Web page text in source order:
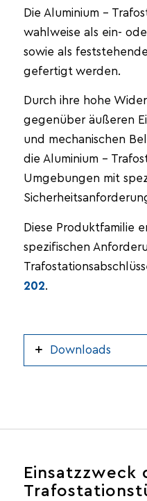
Die Aluminium –
wahlweise als ein-
sowie als
gefertigt werden.
Durch ihre hohe
gegenüber äußeren
und mechanischen
die Aluminium –
Umgebungen mit
Diese Produktfamilie
spezifischen
202.
Downloads
Einsatzzweck